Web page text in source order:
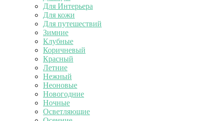
Для Интерьера
Для кожи
Для путешествий
Зимние
Клубные
Коричневый
Красный
Летние
Нежный
Неоновые
Новогодние
Ночные
Осветляющие